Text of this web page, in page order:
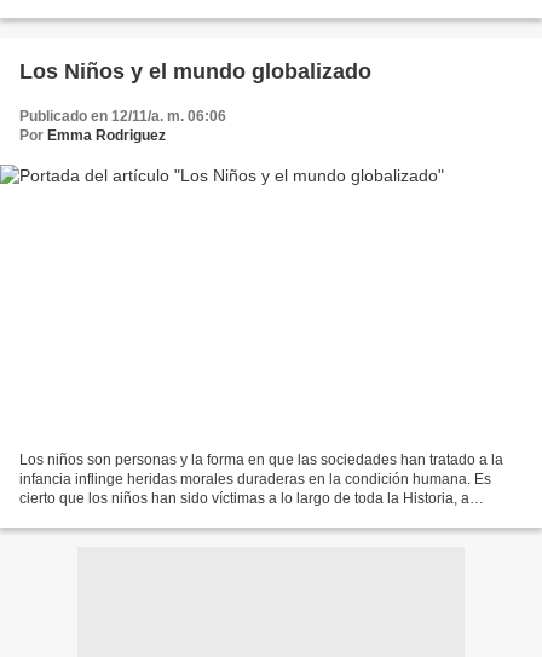
Los Niños y el mundo globalizado
Publicado en 12/11/a. m. 06:06
Por Emma Rodriguez
Los niños son personas y la forma en que las sociedades han tratado a la
infancia inflinge heridas morales duraderas en la condición humana. Es
cierto que los niños han sido víctimas a lo largo de toda la Historia, a